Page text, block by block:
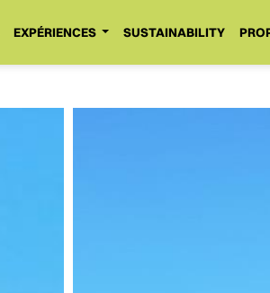
EXPÉRIENCES SUSTAINABILITY